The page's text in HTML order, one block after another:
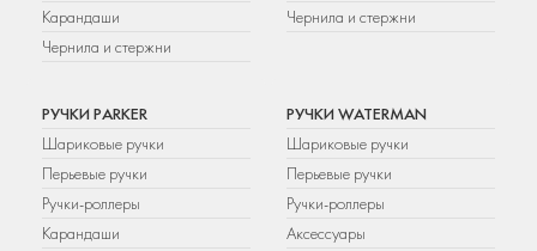
Карандаши
Чернила и стержни
Чернила и стержни
РУЧКИ PARKER
Шариковые ручки
Перьевые ручки
Ручки-роллеры
Карандаши
РУЧКИ WATERMAN
Шариковые ручки
Перьевые ручки
Ручки-роллеры
Аксессуары